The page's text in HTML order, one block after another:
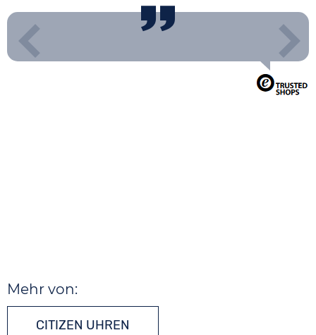
Mehr von:
CITIZEN UHREN